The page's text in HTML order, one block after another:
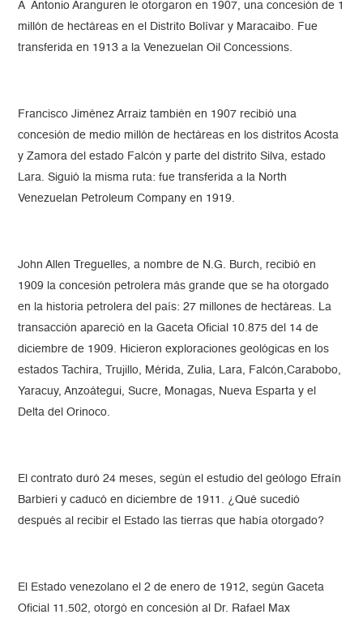
A Antonio Aranguren le otorgaron en 1907, una concesión de 1
millón de hectáreas en el Distrito Bolívar y Maracaibo. Fue
transferida en 1913 a la Venezuelan Oil Concessions.
Francisco Jiménez Arraiz también en 1907 recibió una
concesión de medio millón de hectáreas en los distritos Acosta
y Zamora del estado Falcón y parte del distrito Silva, estado
Lara. Siguió la misma ruta: fue transferida a la North
Venezuelan Petroleum Company en 1919.
John Allen Treguelles, a nombre de N.G. Burch, recibió en
1909 la concesión petrolera más grande que se ha otorgado
en la historia petrolera del país: 27 millones de hectáreas. La
transacción apareció en la Gaceta Oficial 10.875 del 14 de
diciembre de 1909. Hicieron exploraciones geológicas en los
estados Tachira, Trujillo, Mérida, Zulia, Lara, Falcón,Carabobo,
Yaracuy, Anzoátegui, Sucre, Monagas, Nueva Esparta y el
Delta del Orinoco.
El contrato duró 24 meses, según el estudio del geólogo Efraín
Barbieri y caducó en diciembre de 1911. ¿Qué sucedió
después al recibir el Estado las tierras que había otorgado?
El Estado venezolano el 2 de enero de 1912, según Gaceta
Oficial 11.502, otorgó en concesión al Dr. Rafael Max